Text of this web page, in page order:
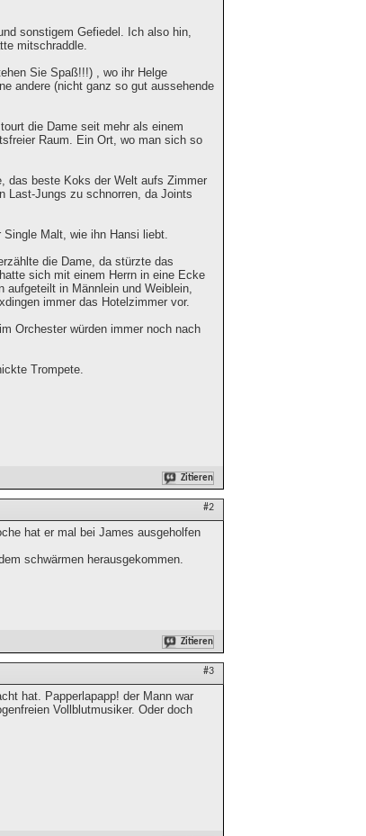
sonstigem Gefiedel. Ich also hin,
mitschraddle.
Sie Spaß!!!) , wo ihr Helge
andere (nicht ganz so gut aussehende
die Dame seit mehr als einem
Raum. Ein Ort, wo man sich so
das beste Koks der Welt aufs Zimmer
Last-Jungs zu schnorren, da Joints
Malt, wie ihn Hansi liebt.
die Dame, da stürzte das
sich mit einem Herrn in eine Ecke
aufgeteilt in Männlein und Weiblein,
immer das Hotelzimmer vor.
Orchester würden immer noch nach
Trompete.
Zitieren
#2
hat er mal bei James ausgeholfen
schwärmen herausgekommen.
Zitieren
#3
hat. Papperlapapp! der Mann war
Vollblutmusiker. Oder doch